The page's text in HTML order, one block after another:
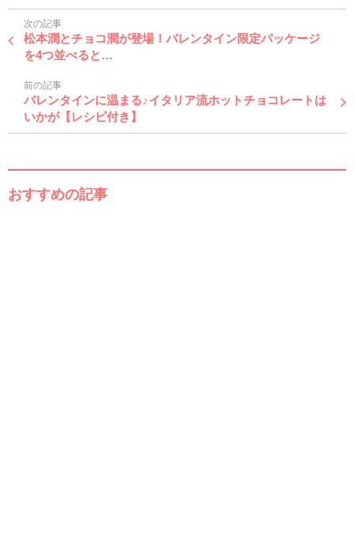
次の記事
松本潤とチョコ潤が登場！バレンタイン限定パッケージ
を4つ並べると…
前の記事
バレンタインに温まる♪イタリア流ホットチョコレートは
いかが【レシピ付き】
おすすめの記事